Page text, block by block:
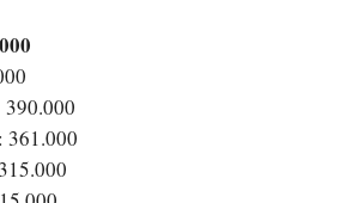
361.000